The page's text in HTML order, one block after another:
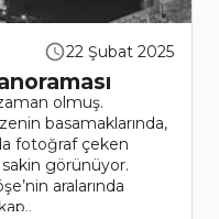
22 Şubat 2025
olmuş.
basamaklarında,
fotoğraf çeken
sakin görünüyor.
aralarında